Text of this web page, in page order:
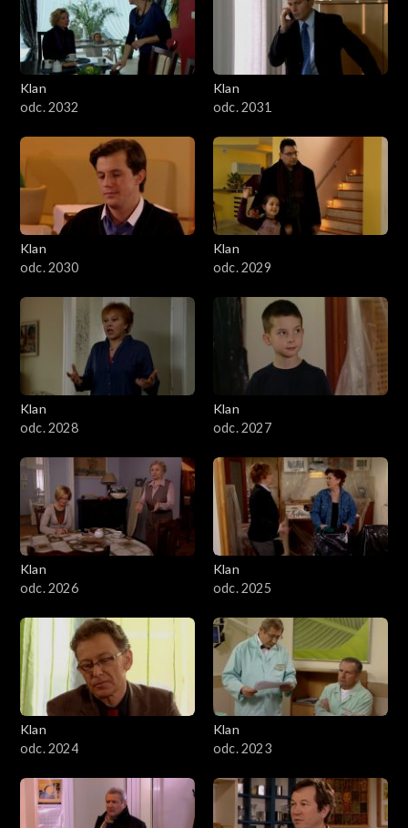
Klan
odc. 2032
Klan
odc. 2031
Klan
odc. 2030
Klan
odc. 2029
Klan
odc. 2028
Klan
odc. 2027
Klan
odc. 2026
Klan
odc. 2025
Klan
odc. 2024
Klan
odc. 2023